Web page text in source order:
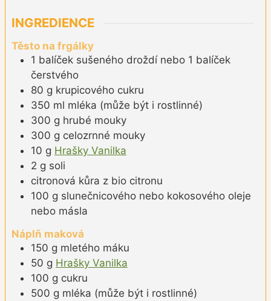
INGREDIENCE
Těsto na frgálky
1 balíček sušeného droždí nebo 1 balíček
čerstvého
80 g krupicového cukru
350 ml mléka (může být i rostlinné)
300 g hrubé mouky
300 g celozrnné mouky
10 g Hrašky Vanilka
2 g soli
citronová kůra z bio citronu
100 g slunečnicového nebo kokosového oleje
nebo másla
Náplň maková
150 g mletého máku
50 g Hrašky Vanilka
100 g cukru
500 g mléka (může být i rostlinné)